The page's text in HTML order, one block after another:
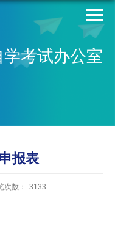
考试办公室
报表
次数： 3133